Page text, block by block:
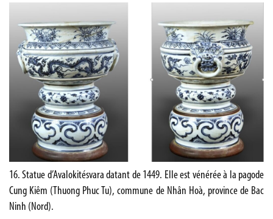
16. Statue d’Avalokitésvara datant de 1449. Elle est vénérée à la pagode
Cung Kiêm (Thuong Phuc Tu), commune de Nhân Hoà, province de Bac
Ninh (Nord).